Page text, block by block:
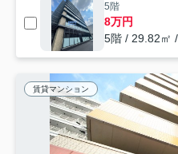
5階
8万円
5階 / 29.82㎡
賃貸マンション